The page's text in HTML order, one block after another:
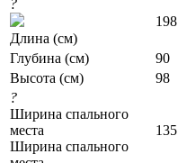
?
Длина (см)
198
Глубина (см)
90
Высота (см)
98
?
Ширина спального
места
Ширина спального
135